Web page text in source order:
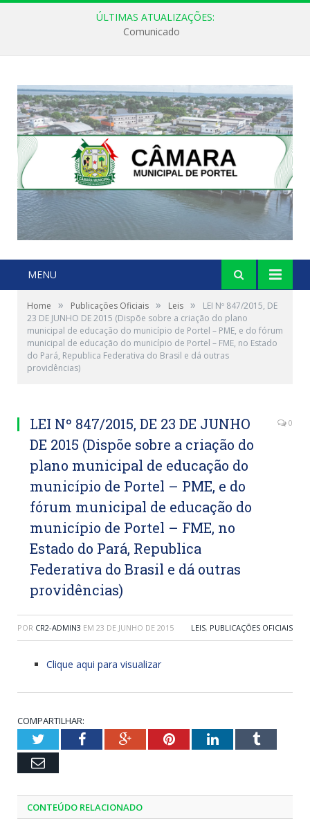
ÚLTIMAS ATUALIZAÇÕES:
Comunicado
MENU
Home » Publicações Oficiais » Leis »
LEI Nº 847/2015, DE
23 DE JUNHO DE 2015 (Dispõe sobre a criação do plano
municipal de educação do município de Portel – PME, e do fórum
municipal de educação do município de Portel – FME, no Estado
do Pará, Republica Federativa do Brasil e dá outras
providências)
LEI Nº 847/2015, DE 23 DE JUNHO
DE 2015 (Dispõe sobre a criação do
plano municipal de educação do
município de Portel – PME, e do
fórum municipal de educação do
município de Portel – FME, no
Estado do Pará, Republica
Federativa do Brasil e dá outras
providências)
0
POR CR2-ADMIN3 EM 23 DE JUNHO DE 2015 LEIS, PUBLICAÇÕES OFICIAIS
Clique aqui para visualizar
COMPARTILHAR:
TwitterFacebookGoogle+PinterestLinkedInTumblr
Email
CONTEÚDO RELACIONADO